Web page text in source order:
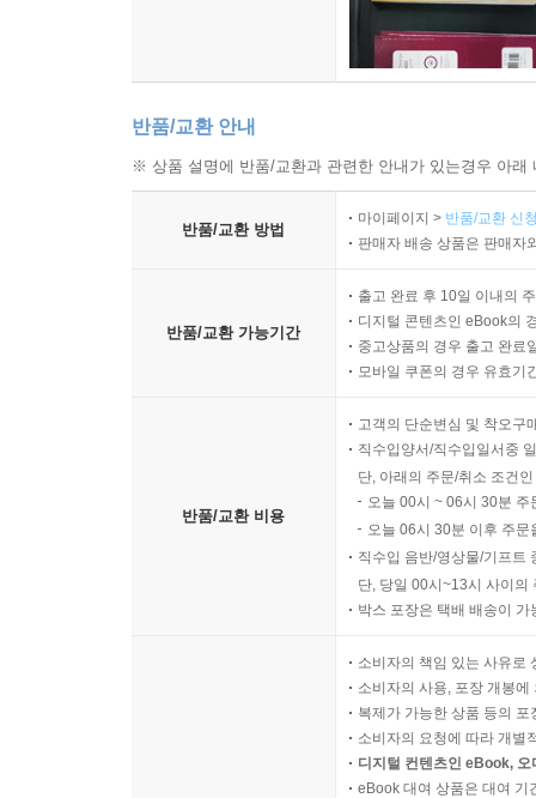
반품/교환 안내
※ 상품 설명에 반품/교환과 관련한 안내가 있는경우 아
반품/교환 방법
마이페이지 > 반품/교환 신
판매자 배송 상품은 판매자
반품/교환 가능기간
출고 완료 후 10일 이내의
디지털 콘텐츠인 eBook의
중고상품의 경우 출고 완료
모바일 쿠폰의 경우 유효기
반품/교환 비용
고객의 단순변심 및 착오구
직수입양서/직수입일서중
단, 아래의 주문/취소 조건
오늘 00시 ~ 06시 30분
오늘 06시 30분 이후 주
직수입 음반/영상물/기프트
단, 당일 00시~13시 사이의
박스 포장은 택배 배송이
소비자의 책임 있는 사유로
소비자의 사용, 포장 개봉
복제가 가능한 상품 등의
소비자의 요청에 따라 개별
디지털 컨텐츠인 eBook,
eBook 대여 상품은 대여 기